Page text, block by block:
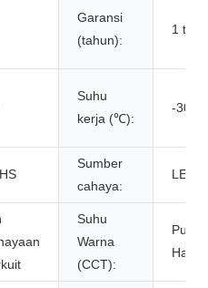
Garansi
(tahun):
1
Suhu
kerja (℃):
-30 -
Sumber
cahaya:
LED
Suhu
Warna
(CCT):
Putih